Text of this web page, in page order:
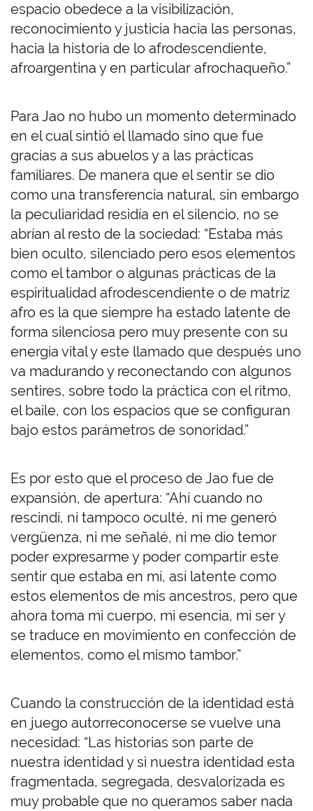
espacio obedece a la visibilización,
reconocimiento y justicia hacia las personas,
hacia la historia de lo afrodescendiente,
afroargentina y en particular afrochaqueño.”
Para Jao no hubo un momento determinado
en el cual sintió el llamado sino que fue
gracias a sus abuelos y a las prácticas
familiares. De manera que el sentir se dio
como una transferencia natural, sin embargo
la peculiaridad residía en el silencio, no se
abrían al resto de la sociedad: “Estaba más
bien oculto, silenciado pero esos elementos
como el tambor o algunas prácticas de la
espiritualidad afrodescendiente o de matriz
afro es la que siempre ha estado latente de
forma silenciosa pero muy presente con su
energía vital y este llamado que después uno
va madurando y reconectando con algunos
sentires, sobre todo la práctica con el ritmo,
el baile, con los espacios que se configuran
bajo estos parámetros de sonoridad.”
Es por esto que el proceso de Jao fue de
expansión, de apertura: “Ahí cuando no
rescindí, ni tampoco oculté, ni me generó
vergüenza, ni me señalé, ni me dio temor
poder expresarme y poder compartir este
sentir que estaba en mí, así latente como
estos elementos de mis ancestros, pero que
ahora toma mi cuerpo, mi esencia, mi ser y
se traduce en movimiento en confección de
elementos, como el mismo tambor.”
Cuando la construcción de la identidad está
en juego autorreconocerse se vuelve una
necesidad: “Las historias son parte de
nuestra identidad y si nuestra identidad esta
fragmentada, segregada, desvalorizada es
muy probable que no queramos saber nada